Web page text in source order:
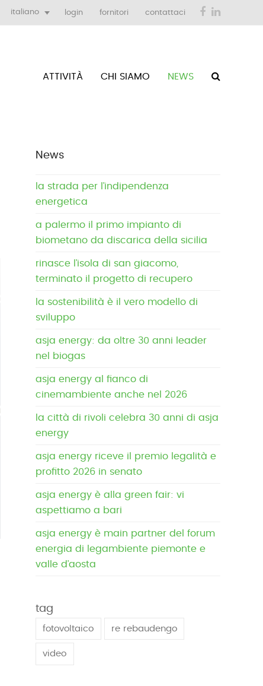
italiano login fornitori contattaci Facebook
ATTIVITÀ CHI SIAMO NEWS
News
la strada per l’indipendenza
energetica
a palermo il primo impianto di
biometano da discarica della sicilia
rinasce l’isola di san giacomo,
terminato il progetto di recupero
la sostenibilità è il vero modello di
sviluppo
asja energy: da oltre 30 anni leader
nel biogas
asja energy al fianco di
cinemambiente anche nel 2026
la città di rivoli celebra 30 anni di asja
energy
asja energy riceve il premio legalità e
profitto 2026 in senato
asja energy è alla green fair: vi
aspettiamo a bari
asja energy è main partner del forum
energia di legambiente piemonte e
valle d’aosta
tag
fotovoltaico re rebaudengo
video